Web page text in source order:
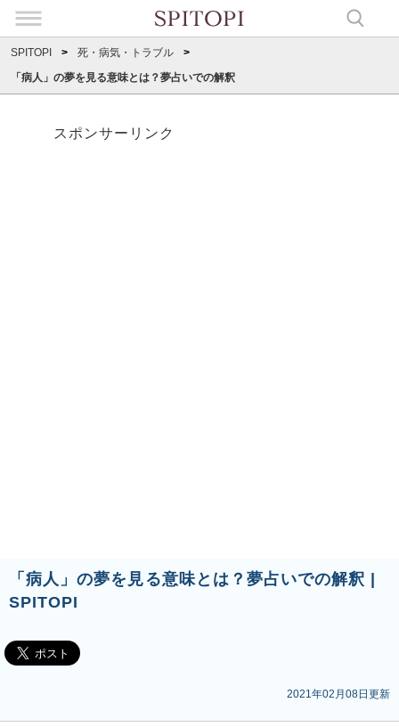
SPITOPI
死・病気・トラブル
「病人」の夢を見る意味とは？夢占いでの解釈
スポンサーリンク
「病人」の夢を見る意味とは？夢占いでの解釈 |
SPITOPI
2021年02月08日更新